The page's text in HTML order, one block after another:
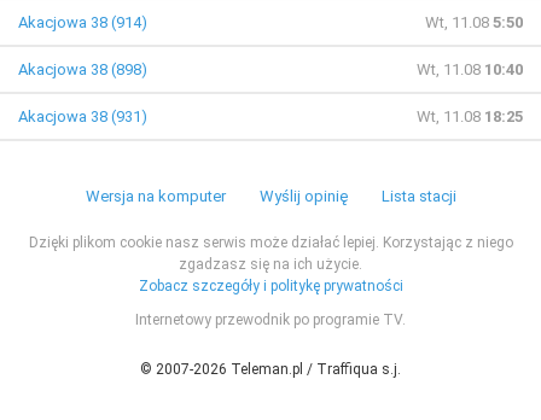
Akacjowa 38 (914) Wt, 11.08 5:50
Akacjowa 38 (898) Wt, 11.08 10:40
Akacjowa 38 (931) Wt, 11.08 18:25
Wersja na komputer Wyślij opinię Lista stacji
Dzięki plikom cookie nasz serwis może działać lepiej. Korzystając z niego
zgadzasz się na ich użycie.
Zobacz szczegóły i politykę prywatności
Internetowy przewodnik po programie TV.
© 2007-2026 Teleman.pl / Traffiqua s.j.